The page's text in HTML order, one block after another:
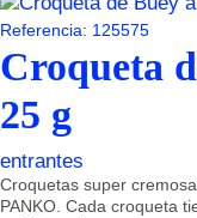
Referencia: 125575
Croqueta
25 g
entrantes
Croquetas super
PANKO. Cada croqueta